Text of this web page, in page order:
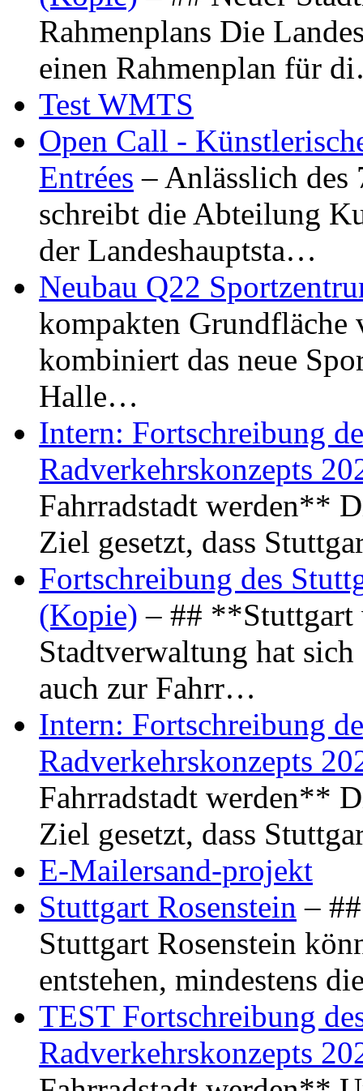
Rahmenplans Die
einen Rahmenplan für
Test WMTS
Open Call -
Entrées – Anlässlich
schreibt die Abteilung
der Landeshauptsta…
Neubau Q22
kompakten Grundfläche
kombiniert das neue
Halle…
Intern: Fortschreibung
Radverkehrskonzepts
Fahrradstadt werden**
Ziel gesetzt, dass
Fortschreibung des
(Kopie) – ## **Stuttgart
Stadtverwaltung hat
auch zur Fahrr…
Intern: Fortschreibung
Radverkehrskonzepts
Fahrradstadt werden**
Ziel gesetzt, dass
E-Mailersand-projekt
Stuttgart Rosenstein –
Stuttgart Rosenstein
entstehen, mindestens
TEST Fortschreibung
Radverkehrskonzepts